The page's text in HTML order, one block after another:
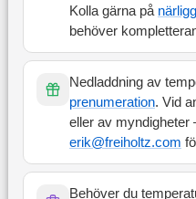
Kolla gärna på
behöver
Nedladdning av
prenumeration. Vid
eller av
erik@freiholtz.com
Behöver du